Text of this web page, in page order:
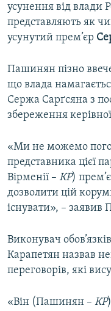
усунення від влади
представляють як
усунутий прем’єр
Пашинян пізно
що влада
Сержа Сарґсяна з
збереження керівної
«Ми не можемо
представника цієї
Вірменії – КР)
дозволити цій
існувати», –
Виконувач
Карапетян назвав
переговорів, які
«Він (Пашинян – КР